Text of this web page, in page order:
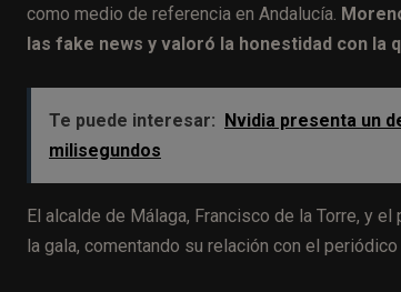
como medio de referencia en Andalucía.
las fake news y valoró la honestidad con la
Te puede interesar: Nvidia presenta un
milisegundos
El alcalde de Málaga, Francisco de la Torre, y
la gala, comentando su relación con el